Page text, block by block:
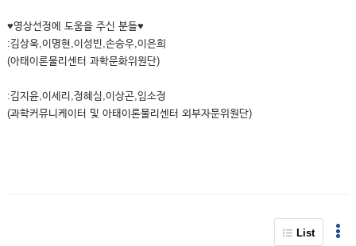
♥영상선정에 도움을 주신 분들♥
:김상욱,이명현,이성빈,손승우,이은희
(아태이론물리센터 과학문화위원단)
:김지윤,이세리,정혜심,이상곤,임소정
(과학커뮤니케이터 및 아태이론물리센터 외부자문위원단)
List